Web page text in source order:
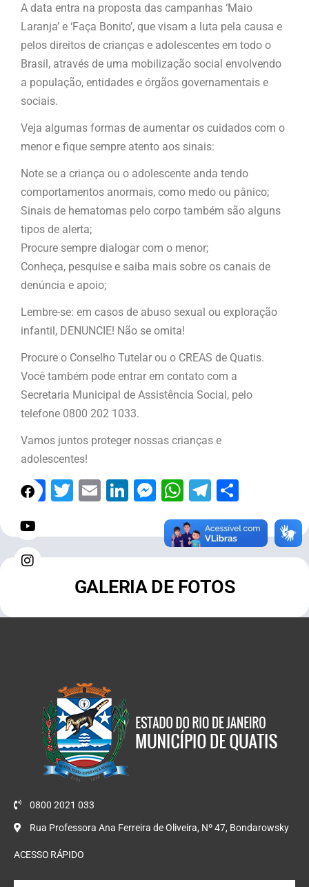
A data entra na proposta das campanhas ‘Maio
Laranja’ e ‘Faça Bonito’, que visam a luta pela causa e
pelos direitos de crianças e adolescentes em todo o
Brasil, através de uma mobilização social envolvendo
a população, entidades e órgãos governamentais e
sociais.
Veja algumas formas de aumentar os cuidados com o
menor e fique sempre atento aos sinais:
Note se a criança ou o adolescente anda tendo
comportamentos anormais, como medo ou pânico;
Sinais de hematomas pelo corpo também são alguns
tipos de alerta;
Procure sempre dialogar com o menor;
Conheça, pesquise e saiba mais sobre os canais de
denúncia e apoio;
Lembre-se: em casos de abuso sexual ou exploração
infantil, DENUNCIE! Não se omita!
Procure o Conselho Tutelar ou o CREAS de Quatis.
Você também pode entrar em contato com a
Secretaria Municipal de Assistência Social, pelo
telefone 0800 202 1033.
Vamos juntos proteger nossas crianças e
adolescentes!
Facebook
Twitter
EmailLinkedIn
Messenger
WhatsApp
Telegram
GALERIA DE FOTOS
0800 2021 033
Rua Professora Ana Ferreira de Oliveira, Nº 47, Bondarowsky
ACESSO RÁPIDO